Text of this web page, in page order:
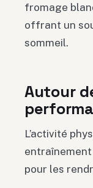
fromage
offrant un
sommeil.
Autour
L’activité
pour les